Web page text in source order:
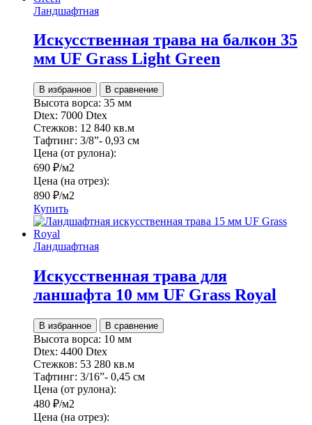
Ландшафтная
Искусственная трава на балкон 35
мм UF Grass Light Green
В избранное В сравнение
Высота ворса: 35 мм
Dtex: 7000 Dtex
Стежков: 12 840 кв.м
Тафтинг: 3/8”- 0,93 см
Цена (от рулона):
690 ₽/м2
Цена (на отрез):
890 ₽/м2
Купить
Ландшафтная
Искусственная трава для
ланшафта 10 мм UF Grass Royal
В избранное В сравнение
Высота ворса: 10 мм
Dtex: 4400 Dtex
Стежков: 53 280 кв.м
Тафтинг: 3/16”- 0,45 см
Цена (от рулона):
480 ₽/м2
Цена (на отрез):